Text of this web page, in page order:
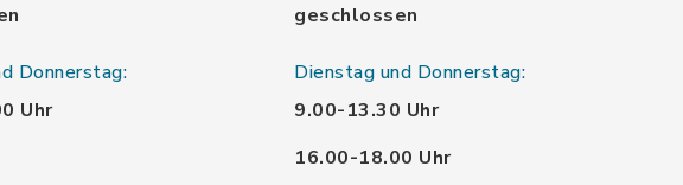
Donnerstag:
Uhr
geschlossen
Dienstag und Donnerstag:
9.00-13.30 Uhr
16.00-18.00 Uhr